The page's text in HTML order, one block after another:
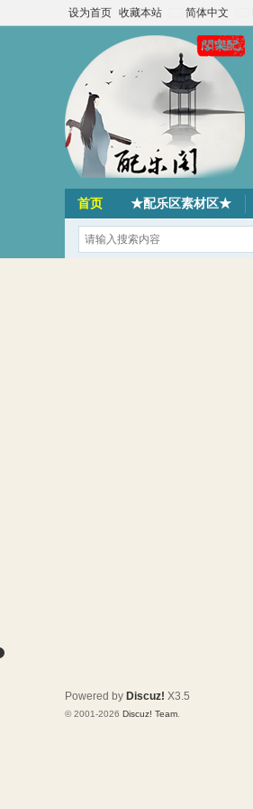
设为首页 收藏本站 简体中文
首页 ★配乐区素材区★
Powered by Discuz! X3.5
© 2001-2026 Discuz! Team